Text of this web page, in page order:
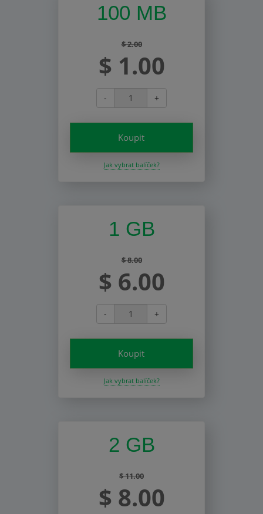
100 MB
$ 2.00
$ 1.00
- +
Koupit
Jak vybrat balíček?
1 GB
$ 8.00
$ 6.00
- +
Koupit
Jak vybrat balíček?
2 GB
$ 11.00
$ 8.00